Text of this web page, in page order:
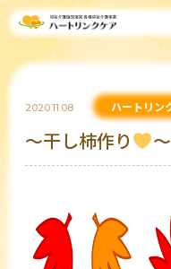
2020.11.08 ハートリン
～干し柿作り ～